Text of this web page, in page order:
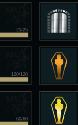
25/25
120/120
60/60